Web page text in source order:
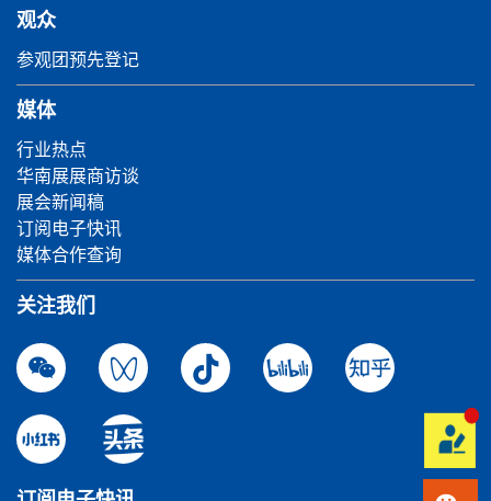
观众
参观团预先登记
媒体
行业热点
华南展展商访谈
展会新闻稿
订阅电子快讯
媒体合作查询
关注我们